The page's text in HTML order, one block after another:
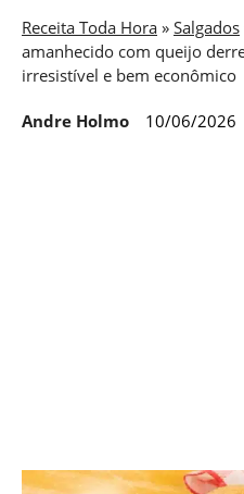
Receita Toda Hora » Salgados
amanhecido com queijo
irresistível e bem econômico
Andre Holmo 10/06/2026